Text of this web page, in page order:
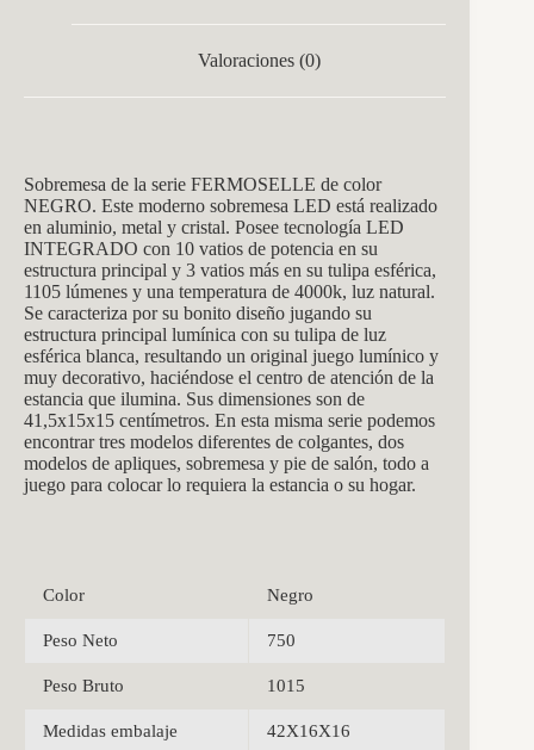
Valoraciones (0)
Sobremesa de la serie FERMOSELLE de color
NEGRO. Este moderno sobremesa LED está realizado
en aluminio, metal y cristal. Posee tecnología LED
INTEGRADO con 10 vatios de potencia en su
estructura principal y 3 vatios más en su tulipa esférica,
1105 lúmenes y una temperatura de 4000k, luz natural.
Se caracteriza por su bonito diseño jugando su
estructura principal lumínica con su tulipa de luz
esférica blanca, resultando un original juego lumínico y
muy decorativo, haciéndose el centro de atención de la
estancia que ilumina. Sus dimensiones son de
41,5x15x15 centímetros. En esta misma serie podemos
encontrar tres modelos diferentes de colgantes, dos
modelos de apliques, sobremesa y pie de salón, todo a
juego para colocar lo requiera la estancia o su hogar.
Color Negro
Peso Neto 750
Peso Bruto 1015
Medidas embalaje 42X16X16